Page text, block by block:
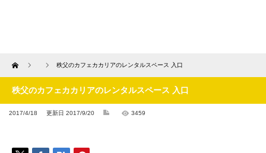
Home 秩父のカフェカカリアのレンタルスペース 入口
秩父のカフェカカリアのレンタルスペース 入口
2017/4/18 更新日 2017/9/20 3459